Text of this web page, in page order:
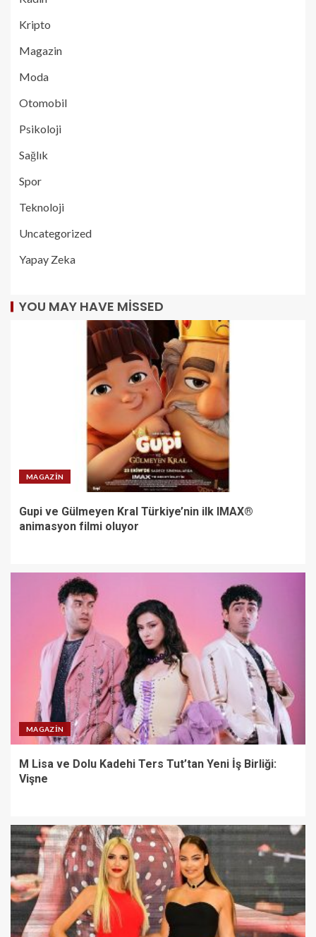
Kripto
Magazin
Moda
Otomobil
Psikoloji
Sağlık
Spor
Teknoloji
Uncategorized
Yapay Zeka
YOU MAY HAVE MISSED
MAGAZIN
Gupi ve Gülmeyen Kral Türkiye’nin ilk IMAX®
animasyon filmi oluyor
MAGAZIN
M Lisa ve Dolu Kadehi Ters Tut’tan Yeni İş Birliği:
Vişne